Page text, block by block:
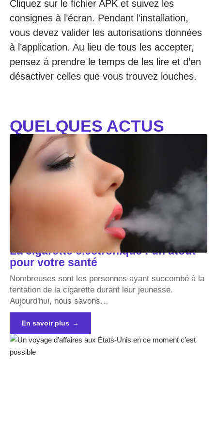
Cliquez sur le fichier APK et suivez les
consignes à l’écran. Pendant l’installation,
vous devez valider les autorisations données
à l’application. Au lieu de tous les accepter,
pensez à prendre le temps de les lire et d’en
désactiver celles que vous trouvez louches.
QUELQUES ACTUS
La cigarette électronique : un atout
pour votre santé
Nombreuses sont les personnes ayant succombé à la
tentation de la cigarette durant leur jeunesse.
Aujourd'hui, nous savons…
En savoir plus